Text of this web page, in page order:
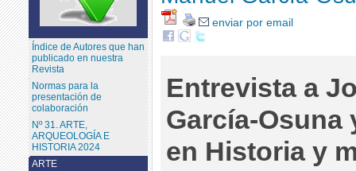
enviar por email
Entrevista a
García-Osuna
en Historia y
ARTE
Índice de Autores que han
publicado en nuestra
Revista
Normas para la
presentación de
colaboración
Nº 31. ARTE,
ARQUEOLOGÍA E
HISTORIA 2024